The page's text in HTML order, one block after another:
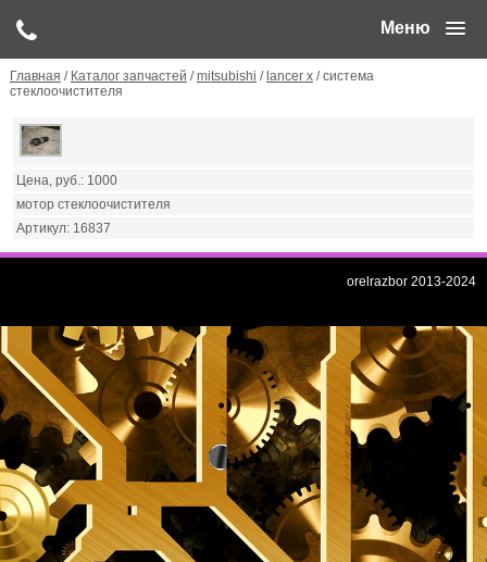
Меню
Главная / Каталог запчастей /mitsubishi / lancer x/ система
стеклоочистителя
1000
мотор стеклоочистителя
16837
orelrazbor 2013-2024